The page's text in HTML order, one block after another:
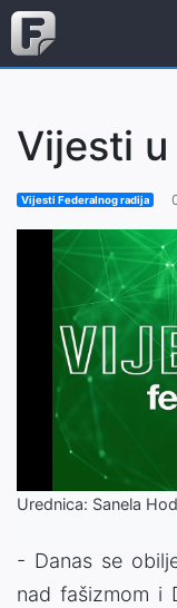
Vijesti
Vijesti Federalnog radija
Urednica: Sanela
- Danas se
nad fašizmom i